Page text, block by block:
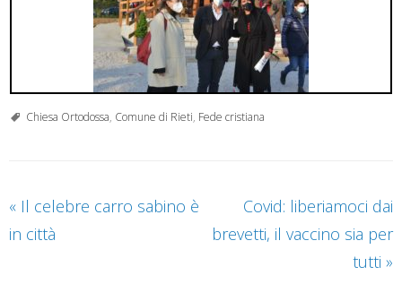
Chiesa Ortodossa, Comune di Rieti, Fede cristiana
« Il celebre carro sabino è
in città
Covid: liberiamoci dai
brevetti, il vaccino sia per
tutti »